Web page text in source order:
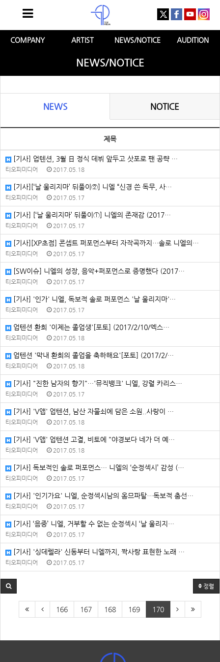
COMPANY ARTIST NEWS/NOTICE AUDITION
NEWS/NOTICE
NEWS NOTICE
제목
[기사] 업텐션, 3월 日 정식 데뷔 앞두고 삿포로 팬 공략 …
티오피미디어 2017.05.18
[기사][‘날 울리지마’ 뒤풀이②] 니엘 “신경 쓴 독무, 사…
티오피미디어 2017.05.17
[기사] [‘날 울리지마’ 뒤풀이①] 니엘의 존재감 (2017…
티오피미디어 2017.05.17
[기사][XP초점] 콘셉트 퍼포먼스부터 자작곡까지…솔로 니엘의…
티오피미디어 2017.05.17
[SW이슈] 니엘의 성장, 음악+퍼포먼스로 증명했다 (2017…
티오피미디어 2017.05.17
[기사] '인가' 니엘, 독보적 솔로 퍼포먼스 '날 울리지마'…
티오피미디어 2017.05.17
업텐션 환희 '이제는 졸업생'[포토] (2017/2/10/엑스…
티오피미디어 2017.05.18
업텐션 '막내 환희의 졸업을 축하해요'[포토] (2017/2/…
티오피미디어 2017.05.18
[기사] "진한 남자의 향기"…'뮤직뱅크' 니엘, 강렬 카리스…
티오피미디어 2017.05.17
[기사] 'V앱' 업텐션, 남산 자물쇠에 담은 소원..사랑이 …
티오피미디어 2017.05.18
[기사] 'V앱' 업텐션 고결, 비토에 "야경보다 네가 더 예…
티오피미디어 2017.05.18
[기사] 독보적인 솔로 퍼포먼스… 니엘의 ‘순정섹시’ 감성 (…
티오피미디어 2017.05.17
[기사] '인기가요' 니엘, 순정섹시남의 옴므파탈…독보적 춤선…
티오피미디어 2017.05.17
[기사] ‘음중’ 니엘, 거부할 수 없는 순정섹시 ‘날 울리지…
티오피미디어 2017.05.17
[기사] '싱데렐라' 신동부터 니엘까지, 짝사랑 표현한 노래 …
티오피미디어 2017.05.17
정렬
166 167 168 169 170